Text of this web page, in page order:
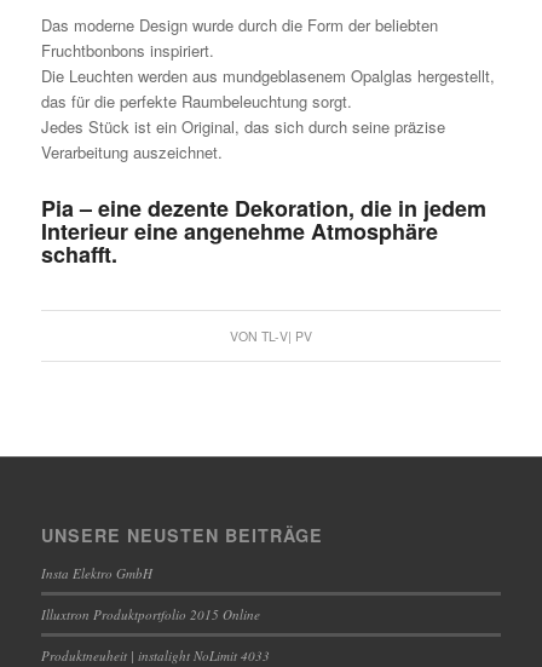
Das moderne Design wurde durch die Form der beliebten
Fruchtbonbons inspiriert.
Die Leuchten werden aus mundgeblasenem Opalglas hergestellt,
das für die perfekte Raumbeleuchtung sorgt.
Jedes Stück ist ein Original, das sich durch seine präzise
Verarbeitung auszeichnet.
Pia – eine dezente Dekoration, die in jedem
Interieur eine angenehme Atmosphäre
schafft.
VON TL-V| PV
UNSERE NEUSTEN BEITRÄGE
Insta Elektro GmbH
Illuxtron Produktportfolio 2015 Online
Produktneuheit | instalight NoLimit 4033